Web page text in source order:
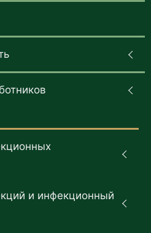
и инфекционный